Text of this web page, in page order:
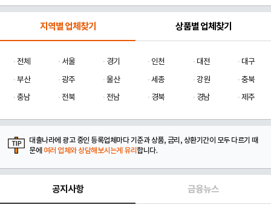
지역별 업체찾기 상품별 업체찾기
전체 서울 경기 인천 대전
대구
부산
광주 울산 세종 강원
충북
충남
전북 전남 경북 경남 제주
대출나라에 광고 중인 등록업체마다 기준과 상품, 금리, 상환기간이 모두 다르기 때
문에 여러 업체와 상담해보시는게 유리합니다.
공지사항 금융뉴스